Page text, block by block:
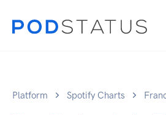
Platform Spotify Charts